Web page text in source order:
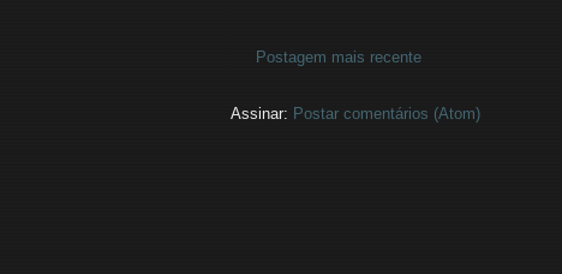
Postagem mais recente
Assinar: Postar comentários (Atom)